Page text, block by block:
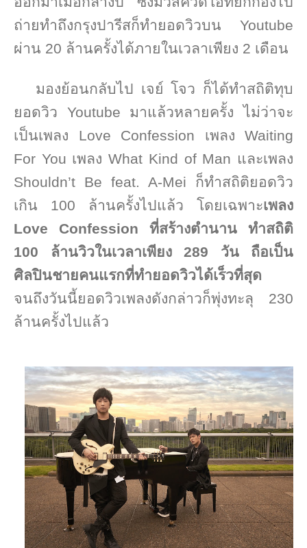
ถ่ายทำถึงกรุงปารีสก็ทำยอดวิวบน Youtube
ผ่าน 20 ล้านครั้งได้ภายในเวลาเพียง 2 เดือน
มองย้อนกลับไป เจย์ โจว ก็ได้ทำสถิติทุบ
ยอดวิว Youtube มาแล้วหลายครั้ง ไม่ว่าจะ
เป็นเพลง Love Confession เพลง Waiting
For You เพลงWhat Kind of Man และเพลง
Shouldn’t Be feat. A-Mei ก็ทำสถิติยอดวิว
เกิน 100 ล้านครั้งไปแล้ว โดยเฉพาะเพลง
Love Confession ที่สร้างตำนาน ทำสถิติ
100 ล้านวิวในเวลาเพียง 289 วัน ถือเป็น
ศิลปินชายคนแรกที่ทำยอดวิวได้เร็วที่สุด
จนถึงวันนี้ยอดวิวเพลงดังกล่าวก็พุ่งทะลุ 230
ล้านครั้งไปแล้ว